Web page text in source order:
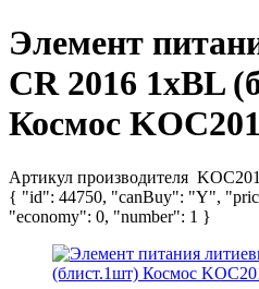
Элемент
CR 2016 1хBL
Космос
Артикул производителя
{ "id": 44750, "canBuy": "Y",
"economy": 0, "number": 1 }